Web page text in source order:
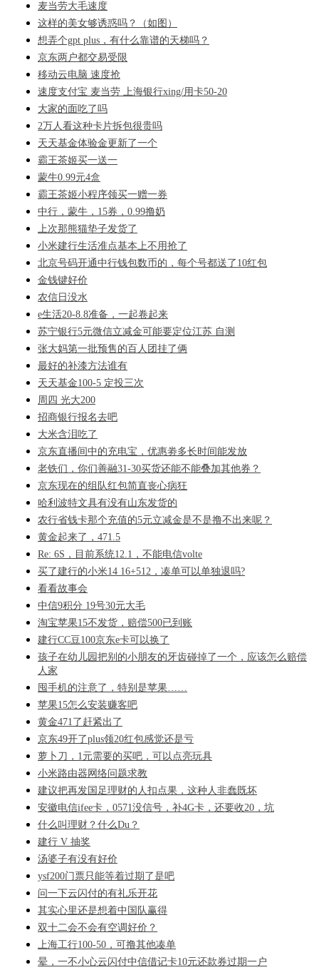
麦当劳大毛速度
这样的美女够诱惑吗？（如图）
想弄个gpt plus，有什么靠谱的天梯吗？
京东两户都交易受限
移动云电脑 速度抢
速度支付宝 麦当劳 上海银行xing/用卡50-20
大家的面吃了吗
2万人看这种卡片拆包很贵吗
天天基金体验金更新了一个
霸王茶姬买一送一
蒙牛0.99元4盒
霸王茶姬小程序领买一赠一券
中行，蒙牛，15券，0.99撸奶
上次那熊猫垫子发货了
小米建行生活准点基本上不用抢了
北京号码开通中行钱包数币的，每个号都送了10红包
金钱键好价
农信日没水
e生活20-8.8准备，一起卷起来
苏宁银行5元微信立减金可能要定位江苏 自测
张大妈第一批预售的百人团挂了俩
最好的补漆方法谁有
天天基金100-5 定投三次
周四 光大200
招商银行报名去吧
大米含泪吃了
京东直播间中的充电宝，优惠劵多长时间能发放
老铁们，你们善融31-30买货还能不能叠加其他券？
京东现在的组队红包简直丧心病狂
哈利波特文具有没有山东发货的
农行省钱卡那个充值的5元立减金是不是撸不出来呢？
黄金起来了，471.5
Re: 6S，目前系统12.1，不能电信volte
买了建行的小米14 16+512，凑单可以单独退吗?
看看故事会
中信9积分 19号30元大毛
淘宝苹果15不发货，赔偿500已到账
建行CC豆100京东e卡可以换了
孩子在幼儿园把别的小朋友的牙齿碰掉了一个，应该怎么赔偿
人家
囤手机的注意了，特别是苹果……
苹果15怎么安装赚客吧
黄金471了赶紧出了
京东49开了plus领20红包感觉还是亏
萝卜刀，1元需要的买吧，可以点亮玩具
小米路由器网络问题求教
建议把再发国足理财的人扣点果，这种人非蠢既坏
安徽电信ifee卡，0571没信号，补4G卡，还要收20，坑
什么叫理财？什么Du？
建行 V 抽奖
汤婆子有没有好价
ysf200门票只能等着过期了是吧
问一下云闪付的有礼乐开花
其实心里还是想着中国队赢得
双十二会不会有空调好价？
上海工行100-50，可撸其他凑单
晕，一不小心云闪付中信借记卡10元还款券过期一户